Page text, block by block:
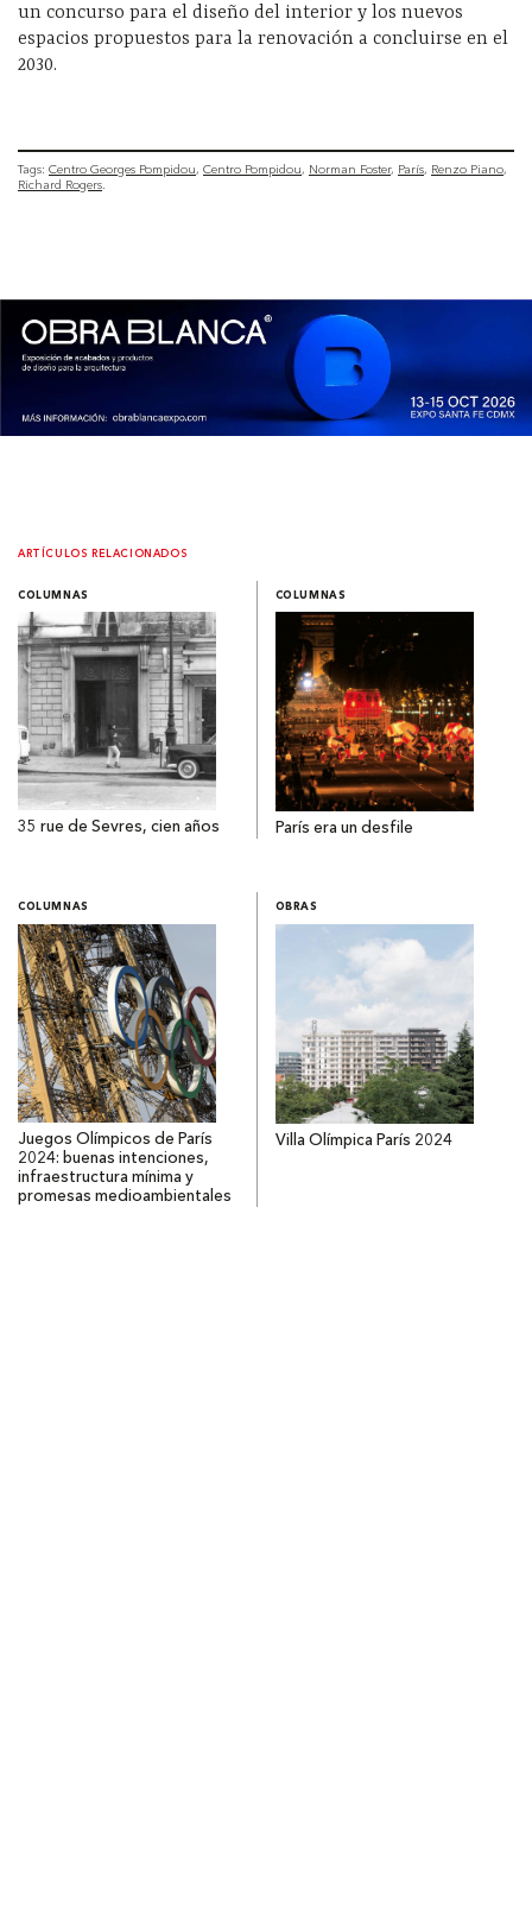
un concurso para el diseño del interior y los nuevos
espacios propuestos para la renovación a concluirse en el
2030.
Tags: Centro Georges Pompidou Centro Pompidou Norman Foster París Renzo Piano
Richard Rogers
ARTÍCULOS RELACIONADOS
COLUMNAS
35 rue de Sevres, cien años
COLUMNAS
París era un desfile
COLUMNAS
Juegos Olímpicos de París
2024: buenas intenciones,
infraestructura mínima y
promesas medioambientales
OBRAS
Villa Olímpica París 2024